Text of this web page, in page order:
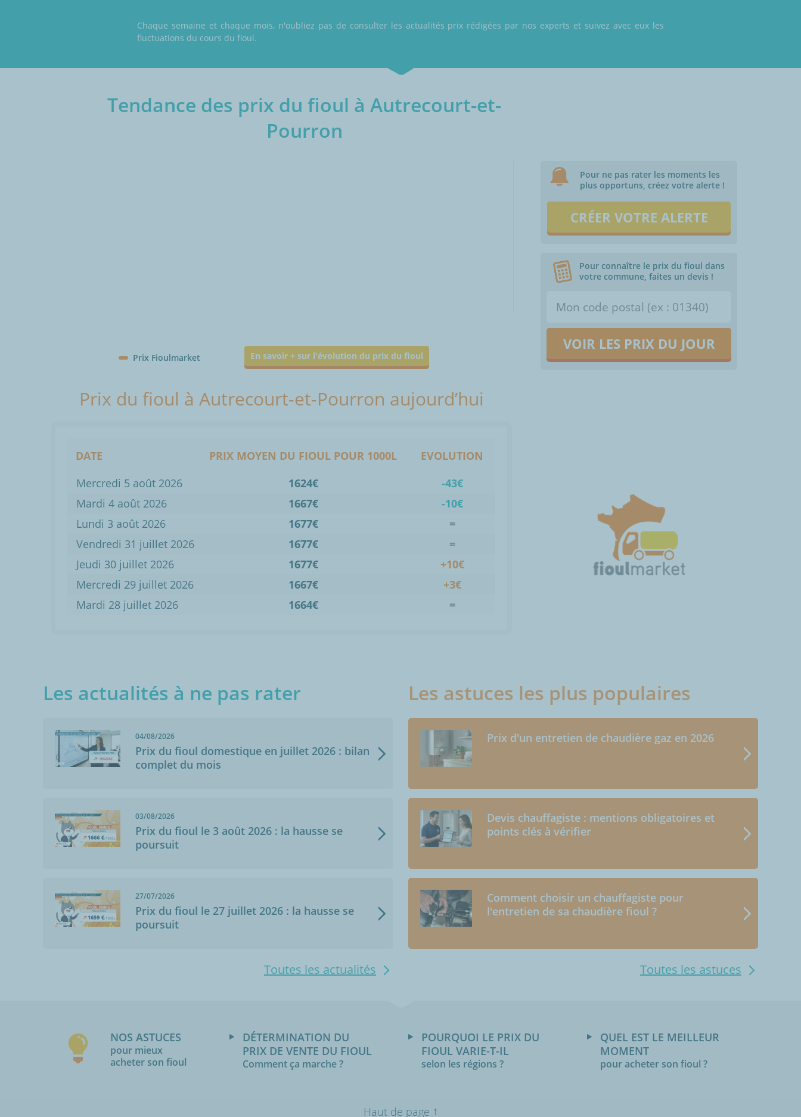
Chaque semaine et chaque mois, n'oubliez pas de consulter les actualités prix rédigées par nos experts et suivez avec eux les
fluctuations du cours du fioul.
Tendance des prix du fioul à Autrecourt-et-
Pourron
Prix Fioulmarket En savoir + sur l'évolution du prix du fioul
Pour ne pas rater les moments les
plus opportuns, créez votre alerte !
CRÉER VOTRE ALERTE
Pour connaître le prix du fioul dans
votre commune, faites un devis !
VOIR LES PRIX DU JOUR
Prix du fioul à Autrecourt-et-Pourron aujourd’hui
DATE PRIX MOYEN DU FIOUL POUR 1000L
EVOLUTION
Mercredi 5 août 2026
1624€
-43€
Mardi 4 août 2026
1667€
-10€
Lundi 3 août 2026
1677€
=
Vendredi 31 juillet 2026
1677€
=
Jeudi 30 juillet 2026
1677€
+10€
Mercredi 29 juillet 2026
1667€
+3€
Mardi 28 juillet 2026
1664€ =
Les actualités à ne pas rater
04/08/2026
Prix du fioul domestique en juillet 2026 : bilan
complet du mois
03/08/2026
Prix du fioul le 3 août 2026 : la hausse se
poursuit
27/07/2026
Prix du fioul le 27 juillet 2026 : la hausse se
poursuit
Toutes les actualités
Les astuces les plus populaires
Prix d'un entretien de chaudière gaz en 2026
Devis chauffagiste : mentions obligatoires et
points clés à vérifier
Comment choisir un chauffagiste pour
l'entretien de sa chaudière fioul ?
Toutes les astuces
NOS ASTUCES
pour mieux
acheter son fioul
DÉTERMINATION DU
PRIX DE VENTE DU FIOUL
Comment ça marche ?
POURQUOI LE PRIX DU
FIOUL VARIE-T-IL
selon les régions ?
QUEL EST LE MEILLEUR
MOMENT
pour acheter son fioul ?
Haut de page ↑